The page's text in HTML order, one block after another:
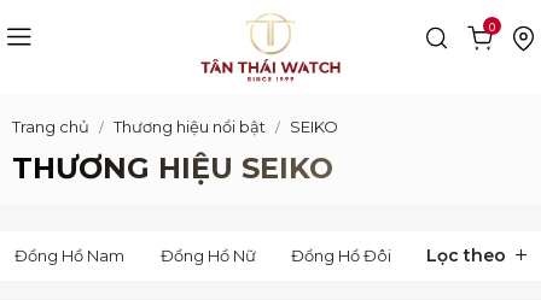
0
Trang chủ Thương hiệu nổi bật SEIKO
THƯƠNG HIỆU SEIKO
Đồng Hồ Nam Đồng Hồ Nữ Đồng Hồ Đôi Lọc theo